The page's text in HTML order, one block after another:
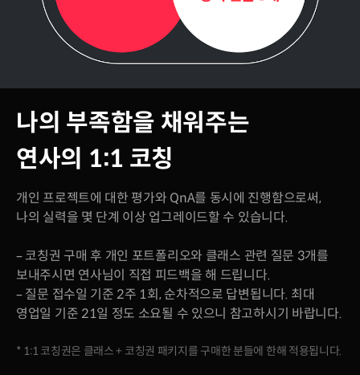
나의 부족함을 채워주는
연사의 1:1 코칭
개인 프로젝트에 대한 평가와 QnA를 동시에 진행함으로써,
나의 실력을 몇 단계 이상 업그레이드할 수 있습니다.
– 코칭권 구매 후 개인 포트폴리오와 클래스 관련 질문 3개를
보내주시면 연사님이 직접 피드백을 해 드립니다.
– 질문 접수일 기준 2주 1회, 순차적으로 답변됩니다. 최대
영업일 기준 21일 정도 소요될 수 있으니 참고하시기 바랍니다.
* 1:1 코칭권은 클래스 + 코칭권 패키지를 구매한 분들에 한해 적용됩니다.